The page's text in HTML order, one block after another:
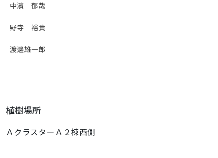
中濱 郁哉
野寺 裕貴
渡邊雄一郎
植樹場所
ＡクラスターＡ２棟西側